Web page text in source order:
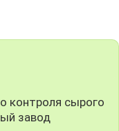
контроля сырого
завод